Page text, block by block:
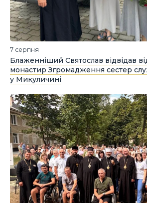
7 серпня
Блаженніший Святослав відвідав
монастир Згромадження сестер
у Микуличині